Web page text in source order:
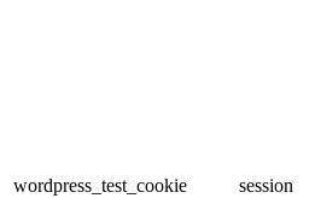
wordpress_test_cookie session